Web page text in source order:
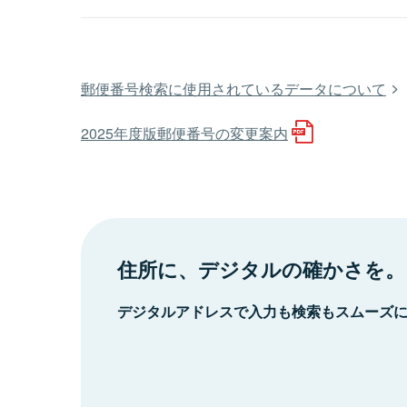
郵便番号検索に使用されているデータについて
2025年度版郵便番号の変更案内
住所に、デジタルの確かさを。
デジタルアドレスで入力も検索もスムーズ